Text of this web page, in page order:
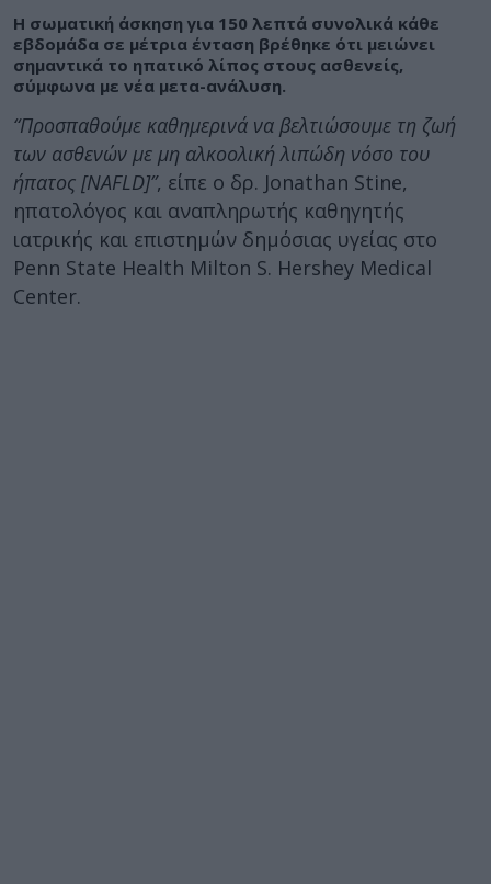
Η σωματική άσκηση για 150 λεπτά συνολικά κάθε
εβδομάδα σε μέτρια ένταση βρέθηκε ότι μειώνει
σημαντικά το ηπατικό λίπος στους ασθενείς,
σύμφωνα με νέα μετα-ανάλυση.
“Προσπαθούμε καθημερινά να βελτιώσουμε τη ζωή
των ασθενών με μη αλκοολική λιπώδη νόσο του
ήπατος [NAFLD]”, είπε ο δρ. Jonathan Stine,
ηπατολόγος και αναπληρωτής καθηγητής
ιατρικής και επιστημών δημόσιας υγείας στο
Penn State Health Milton S. Hershey Medical
Center.